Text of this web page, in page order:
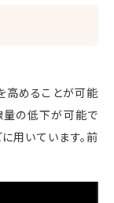
めることが可能
量の低下が可能で
用いています。前